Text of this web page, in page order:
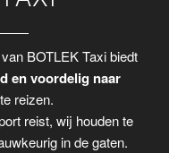
BOTLEK Taxi biedt
en voordelig naar
reizen.
reist, wij houden te
in de gaten.